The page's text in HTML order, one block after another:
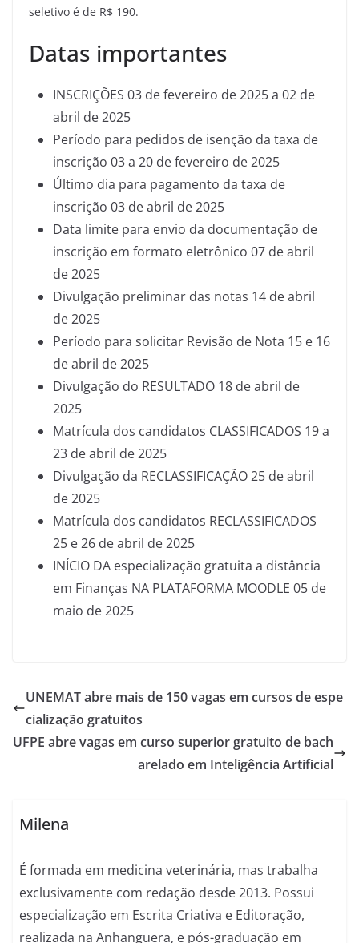
seletivo é de R$ 190.
Datas importantes
INSCRIÇÕES 03 de fevereiro de 2025 a 02 de
abril de 2025
Período para pedidos de isenção da taxa de
inscrição 03 a 20 de fevereiro de 2025
Último dia para pagamento da taxa de
inscrição 03 de abril de 2025
Data limite para envio da documentação de
inscrição em formato eletrônico 07 de abril
de 2025
Divulgação preliminar das notas 14 de abril
de 2025
Período para solicitar Revisão de Nota 15 e 16
de abril de 2025
Divulgação do RESULTADO 18 de abril de
2025
Matrícula dos candidatos CLASSIFICADOS 19 a
23 de abril de 2025
Divulgação da RECLASSIFICAÇÃO 25 de abril
de 2025
Matrícula dos candidatos RECLASSIFICADOS
25 e 26 de abril de 2025
INÍCIO DA especialização gratuita a distância
em Finanças NA PLATAFORMA MOODLE 05 de
maio de 2025
UNEMAT abre mais de 150 vagas em cursos de espe
cialização gratuitos
UFPE abre vagas em curso superior gratuito de bach
arelado em Inteligência Artificial
Milena
É formada em medicina veterinária, mas trabalha
exclusivamente com redação desde 2013. Possui
especialização em Escrita Criativa e Editoração,
realizada na Anhanguera, e pós-graduação em